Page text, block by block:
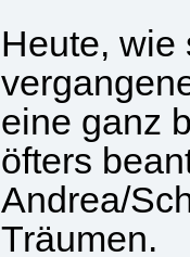
Heute, wie
eine ganz
öfters
Andrea/
Träumen.